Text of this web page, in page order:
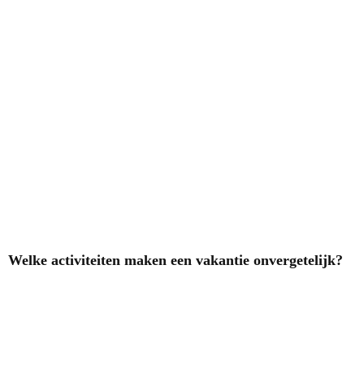
Welke activiteiten maken een vakantie onvergetelijk?